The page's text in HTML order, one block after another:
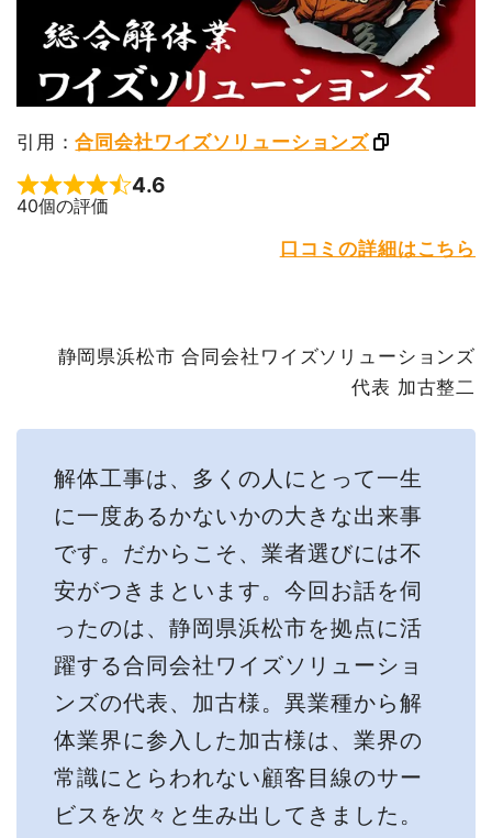
引用：合同会社ワイズソリューションズ
Rated 4.6 out of 5
4.6
40個の評価
口コミの詳細はこちら
静岡県浜松市 合同会社ワイズソリューションズ
代表 加古整二
解体工事は、多くの人にとって一生
に一度あるかないかの大きな出来事
です。だからこそ、業者選びには不
安がつきまといます。今回お話を伺
ったのは、静岡県浜松市を拠点に活
躍する合同会社ワイズソリューショ
ンズの代表、加古様。異業種から解
体業界に参入した加古様は、業界の
常識にとらわれない顧客目線のサー
ビスを次々と生み出してきました。